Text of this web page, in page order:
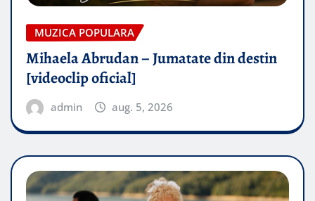
MUZICA POPULARA
Mihaela Abrudan – Jumatate din destin
[videoclip oficial]
admin aug. 5, 2026